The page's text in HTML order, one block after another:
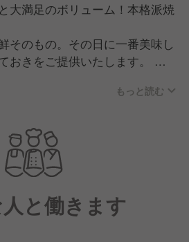
大満足のボリューム！本格派焼
そのもの。その日に一番美味し
おきをご提供いたします。 焼
しい！」その思いから 上品な
します。
もっと読む
と働きます